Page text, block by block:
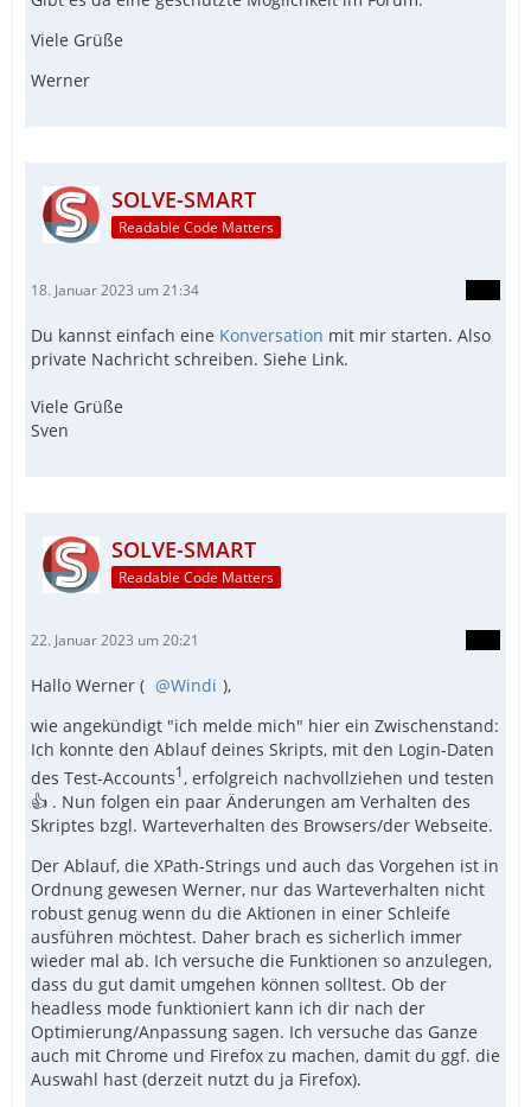
Viele Grüße
Werner
SOLVE-SMART
Readable Code Matters
18. Januar 2023 um 21:34
Du kannst einfach eine Konversation mit mir starten. Also
private Nachricht schreiben. Siehe Link.
Viele Grüße
Sven
SOLVE-SMART
Readable Code Matters
22. Januar 2023 um 20:21
Hallo Werner ( Windi ),
wie angekündigt "ich melde mich" hier ein Zwischenstand:
Ich konnte den Ablauf deines Skripts, mit den Login-Daten
des Test-Accounts1 , erfolgreich nachvollziehen und testen
👍 . Nun folgen ein paar Änderungen am Verhalten des
Skriptes bzgl. Warteverhalten des Browsers/der Webseite.
Der Ablauf, die XPath-Strings und auch das Vorgehen ist in
Ordnung gewesen Werner, nur das Warteverhalten nicht
robust genug wenn du die Aktionen in einer Schleife
ausführen möchtest. Daher brach es sicherlich immer
wieder mal ab. Ich versuche die Funktionen so anzulegen,
dass du gut damit umgehen können solltest. Ob der
headless mode funktioniert kann ich dir nach der
Optimierung/Anpassung sagen. Ich versuche das Ganze
auch mit Chrome und Firefox zu machen, damit du ggf. die
Auswahl hast (derzeit nutzt du ja Firefox).